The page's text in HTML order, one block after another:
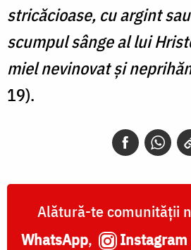
stricăcioase, cu argint
scumpul sânge al lui
miel nevinovat şi
19).
Alătură-te comunității
WhatsApp, Instagram